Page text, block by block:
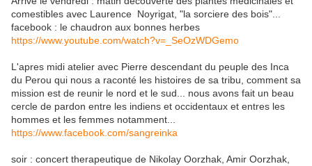
comestibles avec Laurence Noyrigat, "la sorciere des bois"...
facebook : le chaudron aux bonnes herbes
https://www.youtube.com/watch?v=_SeOzWDGemo
L'apres midi atelier avec Pierre descendant du peuple des Inca
du Perou qui nous a raconté les histoires de sa tribu, comment sa
mission est de reunir le nord et le sud... nous avons fait un beau
cercle de pardon entre les indiens et occidentaux et entres les
hommes et les femmes notamment...
https://www.facebook.com/sangreinka
soir : concert therapeutique de Nikolay Oorzhak, Amir Oorzhak,